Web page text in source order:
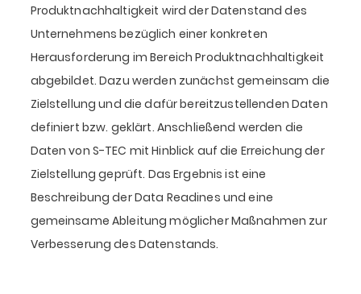
Produktnachhaltigkeit wird der Datenstand des
Unternehmens bezüglich einer konkreten
Herausforderung im Bereich Produktnachhaltigkeit
abgebildet. Dazu werden zunächst gemeinsam die
Zielstellung und die dafür bereitzustellenden Daten
definiert bzw. geklärt. Anschließend werden die
Daten von S-TEC mit Hinblick auf die Erreichung der
Zielstellung geprüft. Das Ergebnis ist eine
Beschreibung der Data Readines und eine
gemeinsame Ableitung möglicher Maßnahmen zur
Verbesserung des Datenstands.